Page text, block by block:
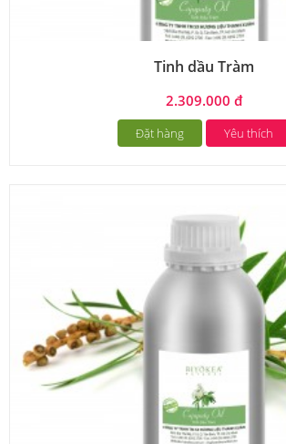
Tinh dầu Tràm
2.309.000 đ
Đặt hàng Yêu thích